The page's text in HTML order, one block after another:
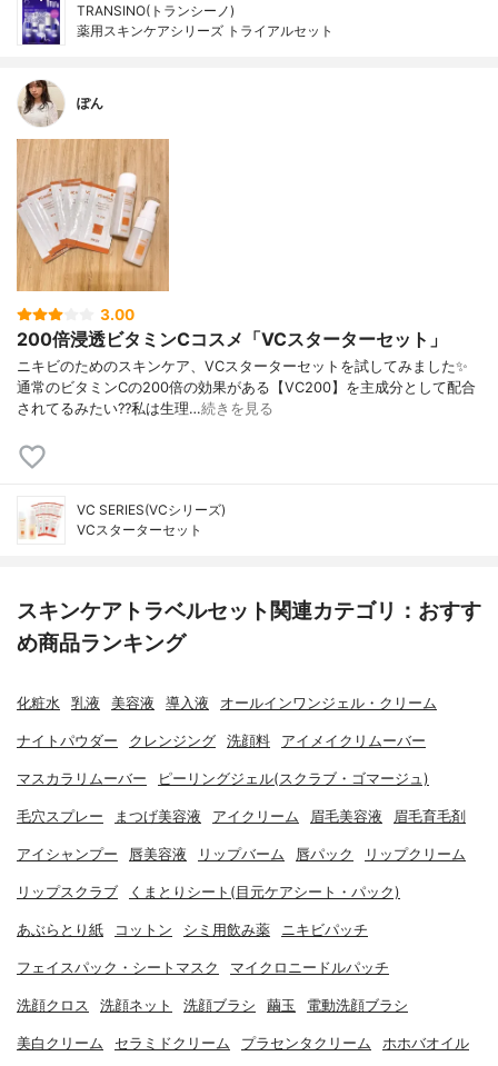
TRANSINO(トランシーノ)
薬用スキンケアシリーズ トライアルセット
ぽん
3.00
200倍浸透ビタミンCコスメ「VCスターターセット」
ニキビのためのスキンケア、VCスターターセットを試してみました✨
通常のビタミンCの200倍の効果がある【VC200】を主成分として配合
されてるみたい??私は生理…続きを見る
VC SERIES(VCシリーズ)
VCスターターセット
スキンケアトラベルセット関連カテゴリ：おすす
め商品ランキング
化粧水 乳液 美容液 導入液 オールインワンジェル・クリーム
ナイトパウダー クレンジング 洗顔料 アイメイクリムーバー
マスカラリムーバー ピーリングジェル(スクラブ・ゴマージュ)
毛穴スプレー まつげ美容液 アイクリーム 眉毛美容液 眉毛育毛剤
アイシャンプー 唇美容液 リップバーム 唇パック リップクリーム
リップスクラブ くまとりシート(目元ケアシート・パック)
あぶらとり紙 コットン シミ用飲み薬 ニキビパッチ
フェイスパック・シートマスク マイクロニードルパッチ
洗顔クロス 洗顔ネット 洗顔ブラシ 繭玉 電動洗顔ブラシ
美白クリーム セラミドクリーム プラセンタクリーム ホホバオイル